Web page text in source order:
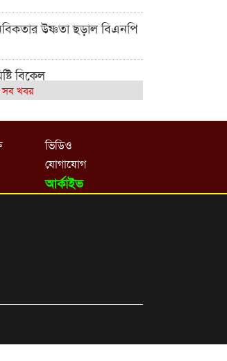
উষ্ণতা ছড়াল বিএনপি
বিকেল
মধ্যবিত্তরা
ক্লাবের নেতৃত্বে ইসমাইল-
ফল প্রকাশ ও পুরস্কার বিতরণ
গর্ত ঝুঁকিতে
সব খবর
ভিডিও
যোগাযোগ
আর্কাইভ